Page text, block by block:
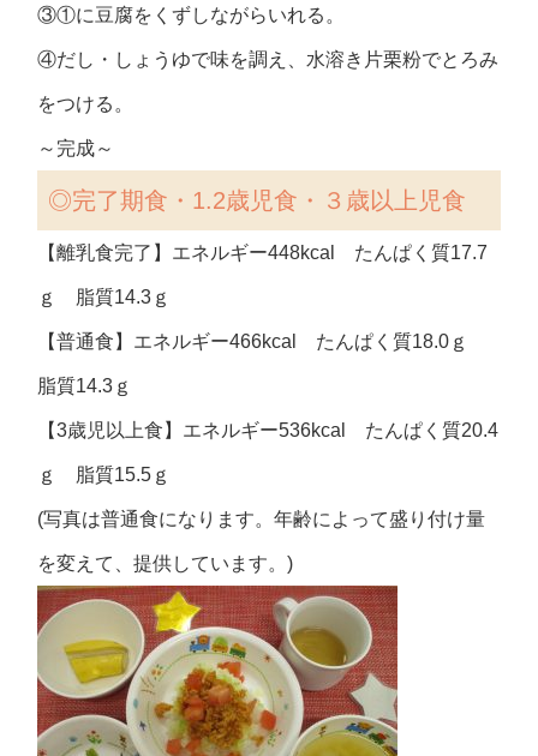
③①に豆腐をくずしながらいれる。
④だし・しょうゆで味を調え、水溶き片栗粉でとろみ
をつける。
～完成～
◎完了期食・1.2歳児食・３歳以上児食
【離乳食完了】エネルギー448kcal たんぱく質17.7
ｇ 脂質14.3ｇ
【普通食】エネルギー466kcal たんぱく質18.0ｇ
脂質14.3ｇ
【3歳児以上食】エネルギー536kcal たんぱく質20.4
ｇ 脂質15.5ｇ
(写真は普通食になります。年齢によって盛り付け量
を変えて、提供しています。)